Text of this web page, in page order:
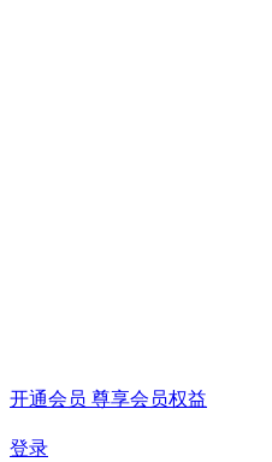
开通会员 尊享会员权益
登录